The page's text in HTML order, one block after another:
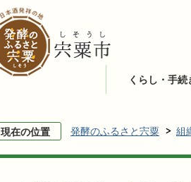
くらし・手続
現在の位置 発酵のふるさと宍粟 組